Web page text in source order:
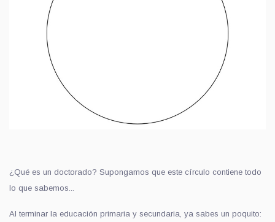
¿Qué es un doctorado? Supongamos que este círculo contiene todo
lo que sabemos...
Al terminar la educación primaria y secundaria, ya sabes un poquito: